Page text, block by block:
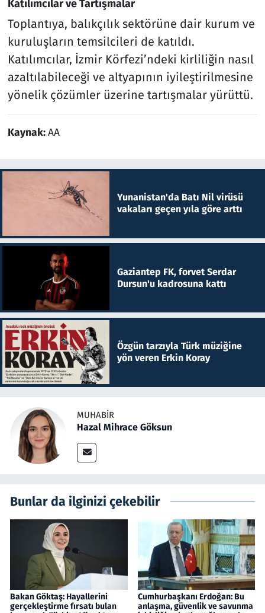
Katılımcılar ve Tartışmalar
Toplantıya, balıkçılık sektörüne dair kurum ve
kuruluşların temsilcileri de katıldı.
Katılımcılar, İzmir Körfezi’ndeki kirliliğin nasıl
azaltılabileceği ve altyapının iyileştirilmesine
yönelik çözümler üzerine tartışmalar yürüttü.
Kaynak:AA
Yunanistan'da Batı Nil virüsü
vakaları geçen yıla göre arttı
Gaziantep FK, forvet Serdar
Dursun'u kadrosuna kattı
Özgün tarzıyla Türk müziğine
yön veren Erkin Koray
MUHABIR
Hazal Mihrace Göksun
Bunlar da ilginizi çekebilir
Bakan Göktaş: Hayallerini
gerçekleştirme fırsatı bulan
Cumhurbaşkanı Erdoğan: Bu
anlaşma, güvenlik ve savunma